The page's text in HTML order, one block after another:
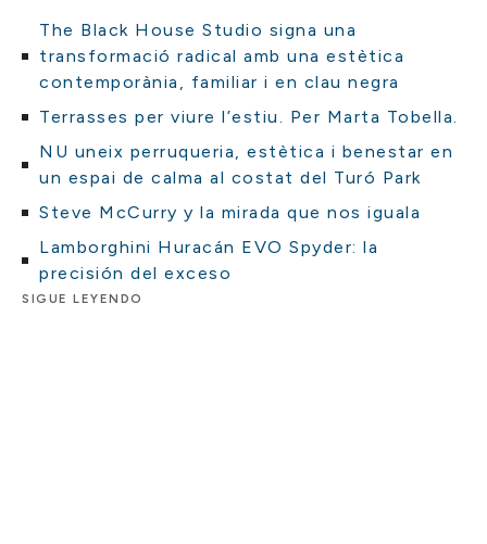
The Black House Studio signa una
transformació radical amb una estètica
contemporània, familiar i en clau negra
Terrasses per viure l’estiu. Per Marta Tobella.
NU uneix perruqueria, estètica i benestar en
un espai de calma al costat del Turó Park
Steve McCurry y la mirada que nos iguala
Lamborghini Huracán EVO Spyder: la
precisión del exceso
SIGUE LEYENDO